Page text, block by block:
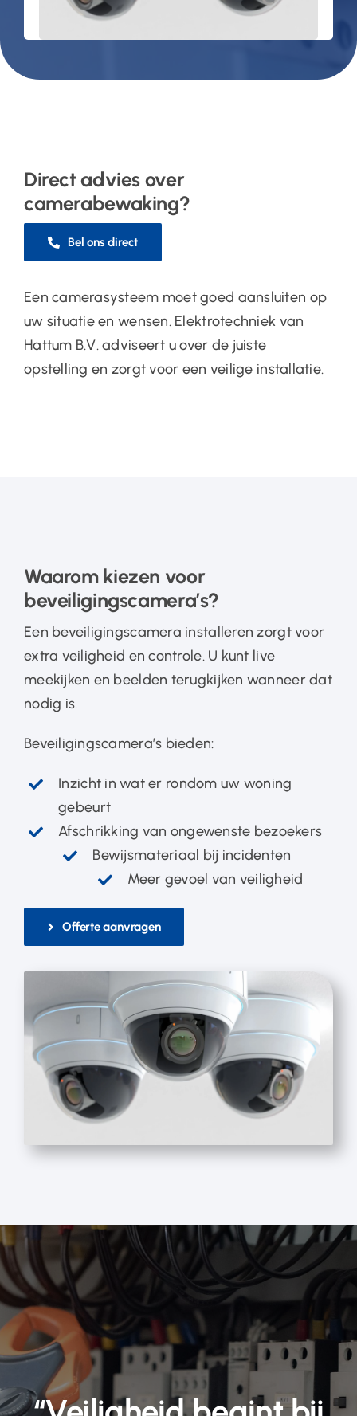
Direct advies over
camerabewaking?
Bel ons direct
Een camerasysteem moet goed aansluiten op
uw situatie en wensen. Elektrotechniek van
Hattum B.V. adviseert u over de juiste
opstelling en zorgt voor een veilige installatie.
Waarom kiezen voor
beveiligingscamera’s?
Een beveiligingscamera installeren zorgt voor
extra veiligheid en controle. U kunt live
meekijken en beelden terugkijken wanneer dat
nodig is.
Beveiligingscamera’s bieden:
Inzicht in wat er rondom uw woning
gebeurt
Afschrikking van ongewenste bezoekers
Bewijsmateriaal bij incidenten
Meer gevoel van veiligheid
Offerte aanvragen